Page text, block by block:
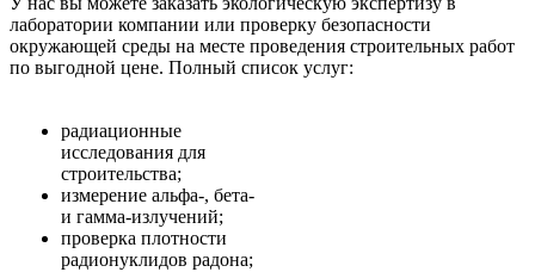
лаборатории компании или проверку безопасности
окружающей среды на месте проведения строительных работ
по выгодной цене. Полный список услуг:
радиационные
исследования для
строительства;
измерение альфа-, бета-
и гамма-излучений;
проверка плотности
радионуклидов радона;